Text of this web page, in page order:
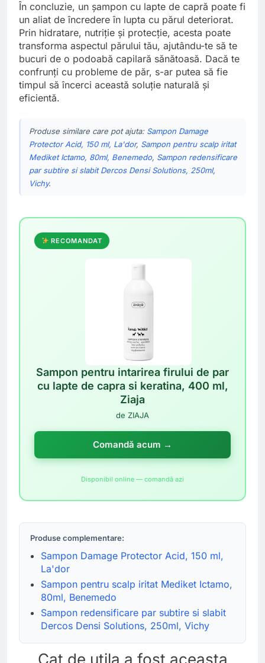
În concluzie, un șampon cu lapte de capră poate fi
un aliat de încredere în lupta cu părul deteriorat.
Prin hidratare, nutriție și protecție, acesta poate
transforma aspectul părului tău, ajutându-te să te
bucuri de o podoabă capilară sănătoasă. Dacă te
confrunți cu probleme de păr, s-ar putea să fie
timpul să încerci această soluție naturală și
eficientă.
Produse similare care pot ajuta: Sampon Damage
Protector Acid, 150 ml, La'dor, Sampon pentru scalp iritat
Mediket Ictamo, 80ml, Benemedo, Sampon redensificare
par subtire si slabit Dercos Densi Solutions, 250ml,
Vichy.
RECOMANDAT
Sampon pentru intarirea firului de par
cu lapte de capra si keratina, 400 ml,
Ziaja
de ZIAJA
Comandă acum →
Disponibil online — comandă azi
Produse complementare:
Sampon Damage Protector Acid, 150 ml,
La'dor
Sampon pentru scalp iritat Mediket Ictamo,
80ml, Benemedo
Sampon redensificare par subtire si slabit
Dercos Densi Solutions, 250ml, Vichy
Cat de utila a fost aceasta